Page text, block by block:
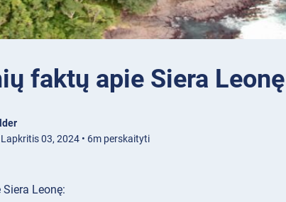
faktų apie Siera Leonę
03, 2024 • 6m perskaityti
Leonę: